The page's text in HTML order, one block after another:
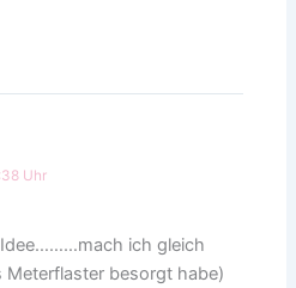
Uhr
Idee………mach ich gleich
besorgt habe)